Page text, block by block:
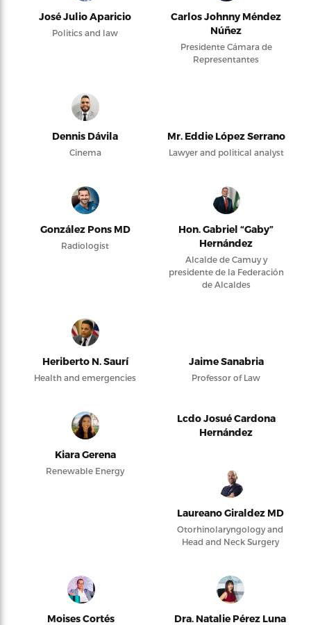
José Julio Aparicio
Politics and law
Carlos Johnny Méndez
Núñez
Presidente Cámara de
Representantes
Dennis Dávila
Cinema
Mr. Eddie López Serrano
Lawyer and political analyst
González Pons MD
Radiologist
Hon. Gabriel “Gaby”
Hernández
Alcalde de Camuy y
presidente de la Federación
de Alcaldes
Heriberto N. Saurí
Health and emergencies
Jaime Sanabria
Professor of Law
Kiara Gerena
Renewable Energy
Lcdo Josué Cardona
Hernández
Laureano Giraldez MD
Otorhinolaryngology and
Head and Neck Surgery
Moises Cortés Dra. Natalie Pérez Luna